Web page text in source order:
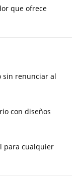
que ofrece
sin renunciar al
con diseños
para cualquier